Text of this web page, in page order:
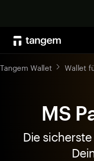
Tangem Wallet Wallet
MS
Die